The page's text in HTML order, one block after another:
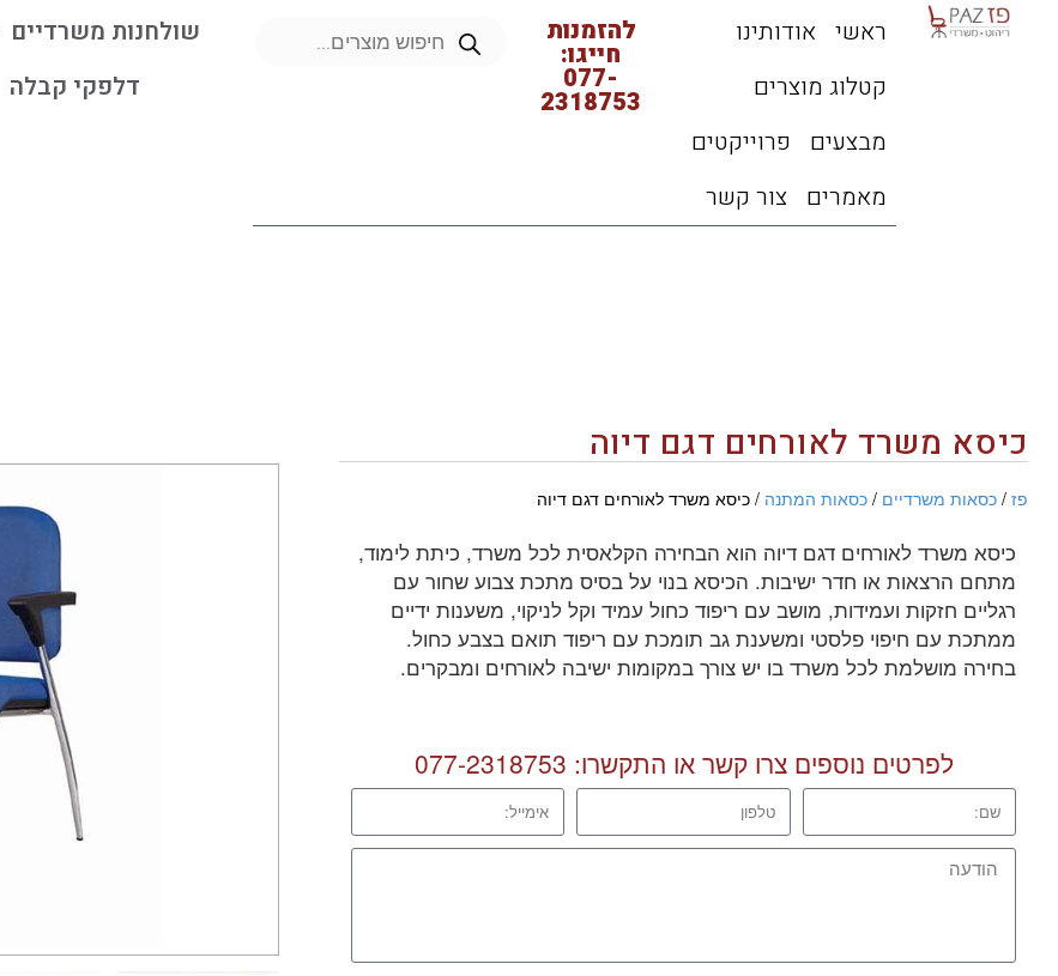
ראשי אודותינו
קטלוג מוצרים
מבצעים
פרוייקטים
מאמרים צור קשר
להזמנות
חייגו:
077-
2318753
שולחנות משרדיים
דלפקי קבלה
כיסא משרד לאורחים דגם דיוה
פז / כסאות משרדיים / כסאות המתנה / כיסא משרד לאורחים דגם דיוה
כיסא משרד לאורחים דגם דיוה הוא הבחירה הקלאסית לכל משרד, כיתת לימוד,
מתחם הרצאות או חדר ישיבות. הכיסא בנוי על בסיס מתכת צבוע שחור עם
רגליים חזקות ועמידות, מושב עם ריפוד כחול עמיד וקל לניקוי, משענות ידיים
ממתכת עם חיפוי פלסטי ומשענת גב תומכת עם ריפוד תואם בצבע כחול.
בחירה מושלמת לכל משרד בו יש צורך במקומות ישיבה לאורחים ומבקרים.
לפרטים נוספים צרו קשר או התקשרו: 077-2318753